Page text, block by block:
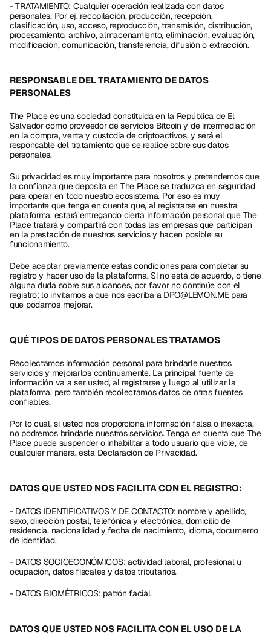
- TRATAMIENTO: Cualquier operación realizada con datos
personales. Por ej. recopilación, producción, recepción,
clasificación, uso, acceso, reproducción, transmisión, distribución,
procesamiento, archivo, almacenamiento, eliminación, evaluación,
modificación, comunicación, transferencia, difusión o extracción.
RESPONSABLE DEL TRATAMIENTO DE DATOS
PERSONALES
The Place es una sociedad constituida en la República de El
Salvador como proveedor de servicios Bitcoin y de intermediación
en la compra, venta y custodia de criptoactivos, y será el
responsable del tratamiento que se realice sobre sus datos
personales.
Su privacidad es muy importante para nosotros y pretendemos que
la confianza que deposita en The Place se traduzca en seguridad
para operar en todo nuestro ecosistema. Por eso es muy
importante que tenga en cuenta que, al registrarse en nuestra
plataforma, estará entregando cierta información personal que The
Place tratará y compartirá con todas las empresas que participan
en la prestación de nuestros servicios y hacen posible su
funcionamiento.
Debe aceptar previamente estas condiciones para completar su
registro y hacer uso de la plataforma. Si no está de acuerdo, o tiene
alguna duda sobre sus alcances, por favor no continúe con el
registro; lo invitamos a que nos escriba a DPO@LEMON.ME para
que podamos mejorar.
QUÉ TIPOS DE DATOS PERSONALES TRATAMOS
Recolectamos información personal para brindarle nuestros
servicios y mejorarlos continuamente. La principal fuente de
información va a ser usted, al registrarse y luego al utilizar la
plataforma, pero también recolectamos datos de otras fuentes
confiables.
Por lo cual, si usted nos proporciona información falsa o inexacta,
no podremos brindarle nuestros servicios. Tenga en cuenta que The
Place puede suspender o inhabilitar a todo usuario que viole, de
cualquier manera, esta Declaración de Privacidad.
DATOS QUE USTED NOS FACILITA CON EL REGISTRO:
- DATOS IDENTIFICATIVOS Y DE CONTACTO: nombre y apellido,
sexo, dirección postal, telefónica y electrónica, domicilio de
residencia, nacionalidad y fecha de nacimiento, idioma, documento
de identidad.
- DATOS SOCIOECONÓMICOS: actividad laboral, profesional u
ocupación, datos fiscales y datos tributarios.
- DATOS BIOMÉTRICOS: patrón facial.
DATOS QUE USTED NOS FACILITA CON EL USO DE LA